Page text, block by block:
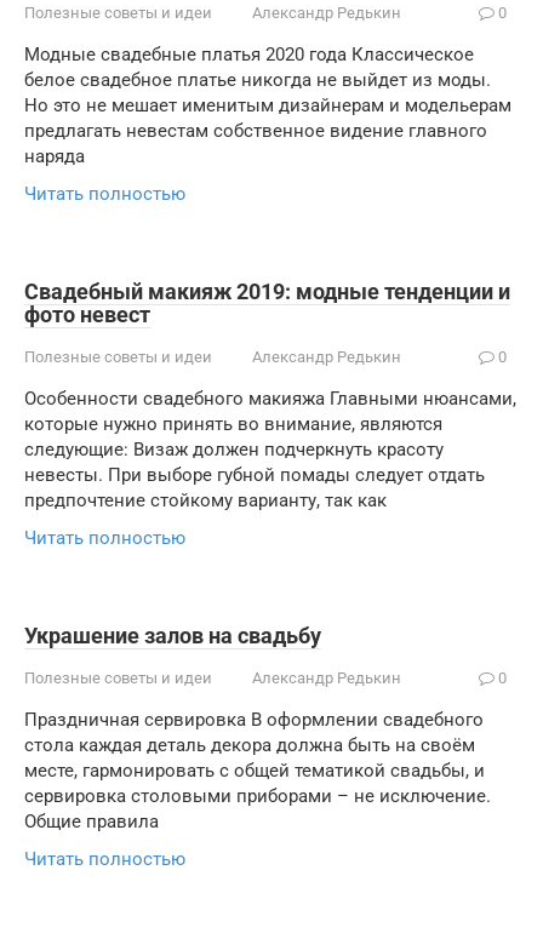
Полезные советы и идеи Александр Редькин 0
Модные свадебные платья 2020 года Классическое
белое свадебное платье никогда не выйдет из моды.
Но это не мешает именитым дизайнерам и модельерам
предлагать невестам собственное видение главного
наряда
Читать полностью
Свадебный макияж 2019: модные тенденции и
фото невест
Полезные советы и идеи Александр Редькин 0
Особенности свадебного макияжа Главными нюансами,
которые нужно принять во внимание, являются
следующие: Визаж должен подчеркнуть красоту
невесты. При выборе губной помады следует отдать
предпочтение стойкому варианту, так как
Читать полностью
Украшение залов на свадьбу
Полезные советы и идеи Александр Редькин 0
Праздничная сервировка В оформлении свадебного
стола каждая деталь декора должна быть на своём
месте, гармонировать с общей тематикой свадьбы, и
сервировка столовыми приборами – не исключение.
Общие правила
Читать полностью